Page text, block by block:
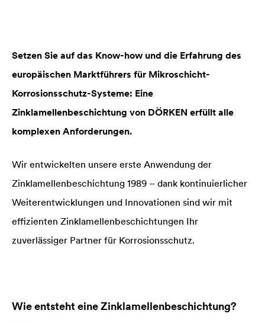
Setzen Sie auf das Know-how und die Erfahrung des
europäischen Marktführers für Mikroschicht-
Korrosionsschutz-Systeme: Eine
Zinklamellenbeschichtung von DÖRKEN erfüllt alle
komplexen Anforderungen.
Wir entwickelten unsere erste Anwendung der
Zinklamellenbeschichtung 1989 – dank kontinuierlicher
Weiterentwicklungen und Innovationen sind wir mit
effizienten Zinklamellenbeschichtungen Ihr
zuverlässiger Partner für Korrosionsschutz.
Wie entsteht eine Zinklamellenbeschichtung?